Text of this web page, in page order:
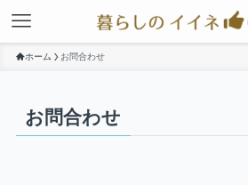
ホーム お問合わせ
お問合わせ